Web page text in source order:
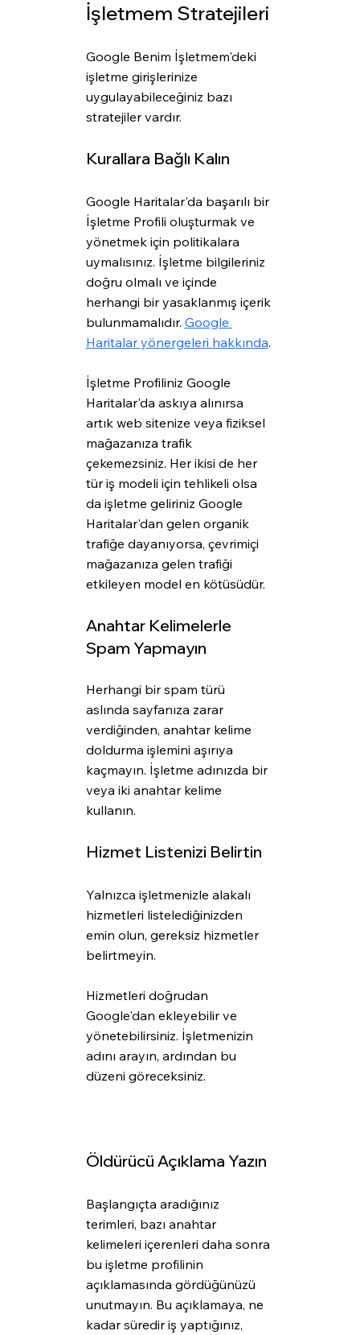
İşletmem Stratejileri
Google Benim İşletmem'deki
işletme girişlerinize
uygulayabileceğiniz bazı
stratejiler vardır.
Kurallara Bağlı Kalın
Google Haritalar'da başarılı bir
İşletme Profili oluşturmak ve
yönetmek için politikalara
uymalısınız. İşletme bilgileriniz
doğru olmalı ve içinde
herhangi bir yasaklanmış içerik
bulunmamalıdır. Google
Haritalar yönergeleri hakkında.
İşletme Profiliniz Google
Haritalar'da askıya alınırsa
artık web sitenize veya fiziksel
mağazanıza trafik
çekemezsiniz. Her ikisi de her
tür iş modeli için tehlikeli olsa
da işletme geliriniz Google
Haritalar'dan gelen organik
trafiğe dayanıyorsa, çevrimiçi
mağazanıza gelen trafiği
etkileyen model en kötüsüdür.
Anahtar Kelimelerle
Spam Yapmayın
Herhangi bir spam türü
aslında sayfanıza zarar
verdiğinden, anahtar kelime
doldurma işlemini aşırıya
kaçmayın. İşletme adınızda bir
veya iki anahtar kelime
kullanın.
Hizmet Listenizi Belirtin
Yalnızca işletmenizle alakalı
hizmetleri listelediğinizden
emin olun, gereksiz hizmetler
belirtmeyin.
Hizmetleri doğrudan
Google'dan ekleyebilir ve
yönetebilirsiniz. İşletmenizin
adını arayın, ardından bu
düzeni göreceksiniz.
Öldürücü Açıklama Yazın
Başlangıçta aradığınız
terimleri, bazı anahtar
kelimeleri içerenleri daha sonra
bu işletme profilinin
açıklamasında gördüğünüzü
unutmayın. Bu açıklamaya, ne
kadar süredir iş yaptığınız,